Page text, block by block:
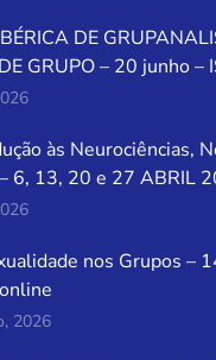
DE
GRUPO – 20 junho –
às Neurociências,
6, 13, 20 e 27 ABRIL
nos Grupos –
2026